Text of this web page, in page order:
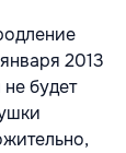
2013
будет